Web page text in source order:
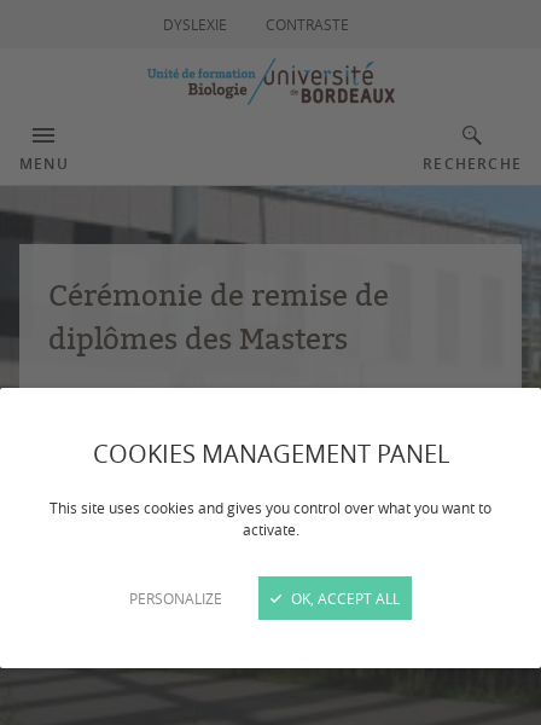
COOKIES MANAGEMENT PANEL
This site uses cookies and gives you control over what you want to
activate.
PERSONALIZE OK, ACCEPT ALL
DYSLEXIE CONTRASTE
MENU RECHERCHE
Cérémonie de remise de
diplômes des Masters
EN SAVOIR PLUS